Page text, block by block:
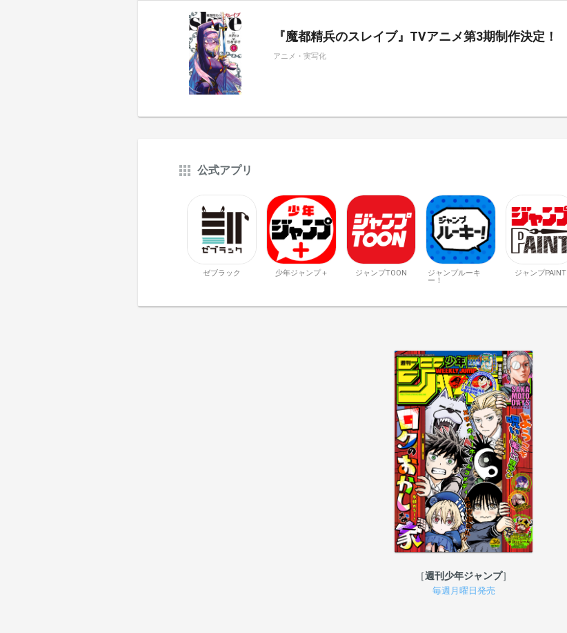
『魔都精兵のスレイブ』TVアニメ第3期制作決定！
アニメ・実写化
公式アプリ
ゼブラック 少年ジャンプ＋ ジャンプTOON
ジャンプルーキ
ー！
ジャンプPAINT
週刊少年ジャンプ
毎週月曜日発売